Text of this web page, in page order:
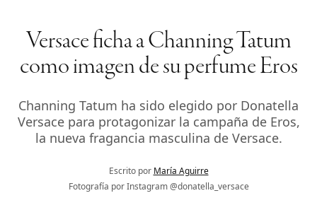
Versace ficha a Channing Tatum
como imagen de su perfume Eros
Channing Tatum ha sido elegido por Donatella
Versace para protagonizar la campaña de Eros,
la nueva fragancia masculina de Versace.
Escrito por María Aguirre
Fotografía por Instagram @donatella_versace